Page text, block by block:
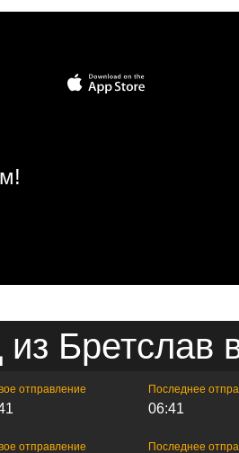
из Бретслав
отправление Последнее
06:41
отправление Последнее